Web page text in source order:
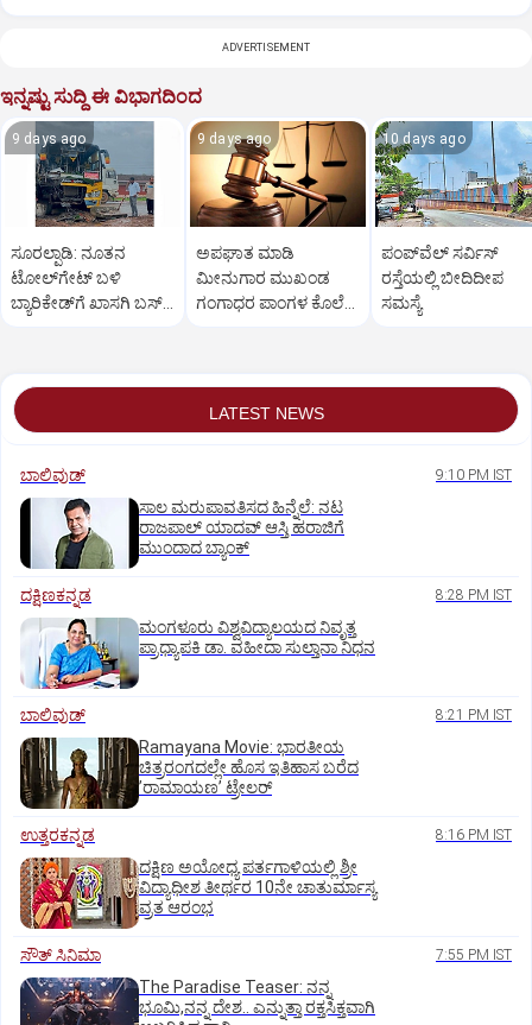
ADVERTISEMENT
ಇನ್ನಷ್ಟು ಸುದ್ದಿ ಈ ವಿಭಾಗದಿಂದ
9 days ago
ಸೂರಲ್ಪಾಡಿ: ನೂತನ
ಟೋಲ್‌ಗೇಟ್‌ ಬಳಿ
ಬ್ಯಾರಿಕೇಡ್‌ಗೆ ಖಾಸಗಿ ಬಸ್‌
9 days ago
ಅಪಘಾತ ಮಾಡಿ
ಮೀನುಗಾರ ಮುಖಂಡ
ಗಂಗಾಧರ ಪಾಂಗಳ ಕೊಲೆ
10 days ago
ಪಂಪ್‌ವೆಲ್ ಸರ್ವಿಸ್
ರಸ್ತೆಯಲ್ಲಿ ಬೀದಿದೀಪ
ಸಮಸ್ಯೆ
LATEST NEWS
ಬಾಲಿವುಡ್‌ 9:10 PM IST
ಸಾಲ ಮರುಪಾವತಿಸದ ಹಿನ್ನೆಲೆ: ನಟ
ರಾಜಪಾಲ್ ಯಾದವ್‌ ಆಸ್ತಿ ಹರಾಜಿಗೆ
ಮುಂದಾದ ಬ್ಯಾಂಕ್
ದಕ್ಷಿಣಕನ್ನಡ 8:28 PM IST
ಮಂಗಳೂರು ವಿಶ್ವವಿದ್ಯಾಲಯದ ನಿವೃತ್ತ
ಪ್ರಾಧ್ಯಾಪಕಿ ಡಾ. ವಹೀದಾ ಸುಲ್ತಾನಾ ನಿಧನ
ಬಾಲಿವುಡ್‌ 8:21 PM IST
Ramayana Movie: ಭಾರತೀಯ
ಚಿತ್ರರಂಗದಲ್ಲೇ ಹೊಸ ಇತಿಹಾಸ ಬರೆದ
ʼರಾಮಾಯಣʼ ಟ್ರೇಲರ್
ಉತ್ತರಕನ್ನಡ 8:16 PM IST
ದಕ್ಷಿಣ ಅಯೋಧ್ಯ ಪರ್ತಗಾಳಿಯಲ್ಲಿ ಶ್ರೀ
ವಿದ್ಯಾಧೀಶ ತೀರ್ಥರ 10ನೇ ಚಾತುರ್ಮಾಸ್ಯ
ವ್ರತ ಆರಂಭ
ಸೌತ್‌ ಸಿನಿಮಾ 7:55 PM IST
The Paradise Teaser: ನನ್ನ
ಭೂಮಿ,ನನ್ನ ದೇಶ.. ಎನ್ನುತ್ತಾ ರಕ್ತಸಿಕ್ತವಾಗಿ